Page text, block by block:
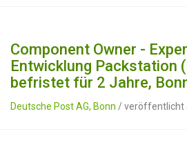
Component Owner -
Entwicklung Packstation
befristet für 2 Jahre,
Deutsche Post AG, Bonn / veröffentlicht